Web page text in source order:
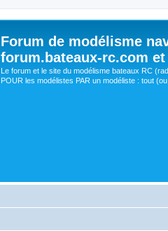
Forum de modélisme
forum.bateaux-rc.com
Le forum et le site du modélisme bateaux RC
POUR les modélistes PAR un modéliste : tout